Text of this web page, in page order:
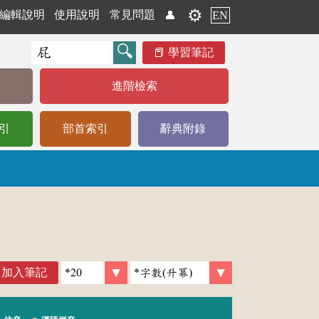
編輯說明 使用說明 常見問題 👤 ⚙️ EN
學習筆記
進階檢索
部首索引 辭典附錄
加入筆記